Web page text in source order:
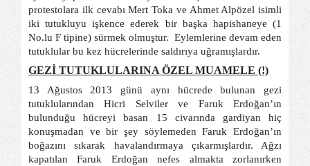
protestolara ilk cevabı Mert Toka ve Ahmet Alpözel isimli
iki tutukluyu işkence ederek bir başka hapishaneye (1
No.lu F tipine) sürmek olmuştur. Eylemlerine devam eden
tutuklular bu kez hücrelerinde saldırıya uğramışlardır.
GEZİ TUTUKLULARINA ÖZEL MUAMELE (!)
13 Ağustos 2013 günü aynı hücrede bulunan gezi
tutuklularından Hicri Selviler ve Faruk Erdoğan’ın
bulunduğu hücreyi basan 15 civarında gardiyan hiç
konuşmadan ve bir şey söylemeden Faruk Erdoğan’ın
boğazını sıkarak havalandırmaya çıkarmışlardır. Ağzı
kapatılan Faruk Erdoğan nefes almakta zorlanırken